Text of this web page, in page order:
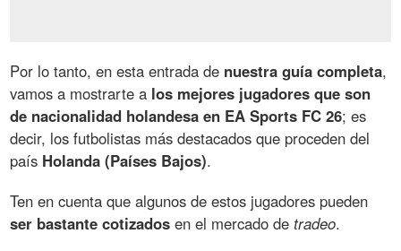
Por lo tanto, en esta entrada de nuestra guía completa,
vamos a mostrarte a los mejores jugadores que son
de nacionalidad holandesa en EA Sports FC 26; es
decir, los futbolistas más destacados que proceden del
país Holanda (Países Bajos).
Ten en cuenta que algunos de estos jugadores pueden
ser bastante cotizados en el mercado detradeo.